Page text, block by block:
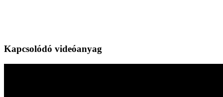
Kapcsolódó videóanyag